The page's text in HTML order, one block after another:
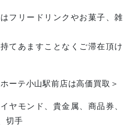
フリードリンクやお菓子、雑
てあますことなくご滞在頂け
ーテ小山駅前店は高価買取＞
ヤモンド、貴金属、商品券、
切手